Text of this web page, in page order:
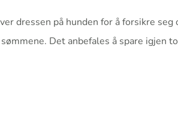
dressen på hunden for å forsikre
Det anbefales å spare igjen